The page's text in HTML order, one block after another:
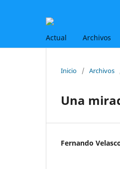
Actual Archivos
Inicio / Archivos
Una
Fernando